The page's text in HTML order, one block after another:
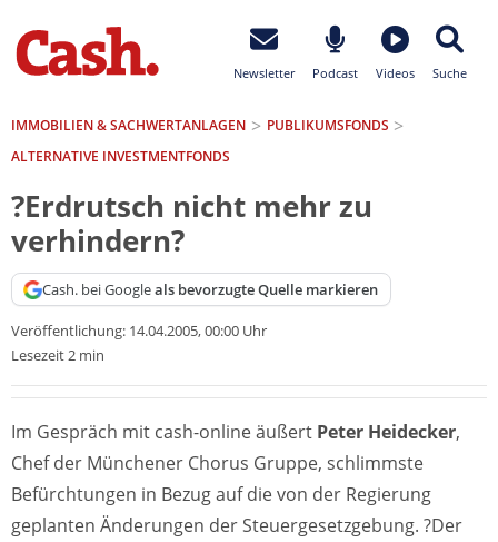
Newsletter Podcast Videos Suche
IMMOBILIEN & SACHWERTANLAGEN
PUBLIKUMSFONDS
ALTERNATIVE INVESTMENTFONDS
?Erdrutsch nicht mehr zu
verhindern?
Cash. bei Googleals bevorzugte Quelle markieren
Veröffentlichung: 14.04.2005, 00:00 Uhr
Lesezeit 2 min
Im Gespräch mit cash-online äußert Peter Heidecker,
Chef der Münchener Chorus Gruppe, schlimmste
Befürchtungen in Bezug auf die von der Regierung
geplanten Änderungen der Steuergesetzgebung. ?Der